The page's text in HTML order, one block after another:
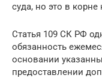
суда, но это в
Статья 109 СК РФ
обязанность
основании
предоставлении